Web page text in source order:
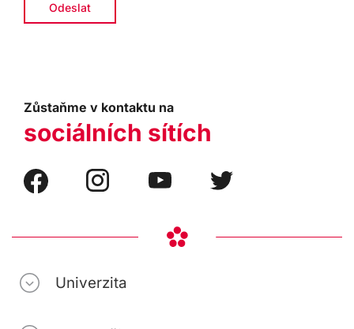
Zůstaňme v kontaktu na
sociálních sítích
Univerzita